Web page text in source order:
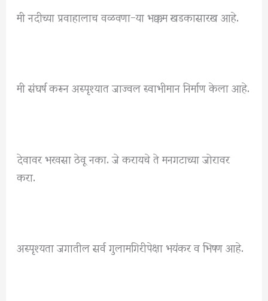
मी नदीच्या प्रवाहालाच वळवणा-या भक्कम खडकासारख आहे.
मी संघर्ष करून अस्पृश्यात जाज्वल स्वाभीमान निर्माण केला आहे.
देवावर भरवसा ठेवू नका. जे करायचे ते मनगटाच्या जोरावर
करा.
अस्पृश्यता जगातील सर्व गुलामगिरीपेक्षा भयंकर व भिषण आहे.